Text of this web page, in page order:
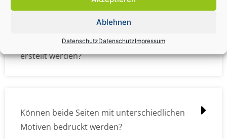
Ablehnen
DatenschutzDatenschutzImpressum
Wie müssen die Druckdateien angelegt /
erstellt werden?
Können beide Seiten mit unterschiedlichen
Motiven bedruckt werden?